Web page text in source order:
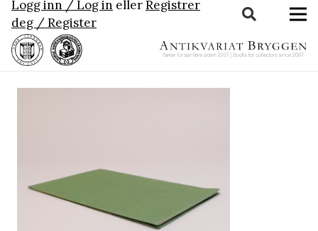
Logg inn / Log in ellerRegistrer
deg / Register